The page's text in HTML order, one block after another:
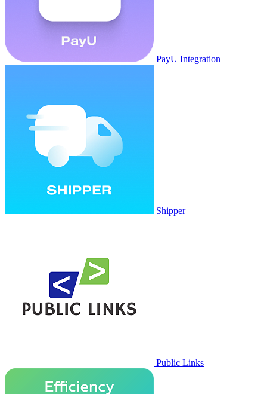
PayU Integration
Shipper
Public Links